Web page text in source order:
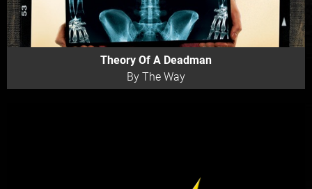
Theory Of A Deadman
By The Way